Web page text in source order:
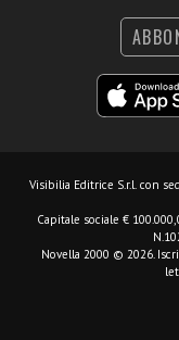
Visibilia Editrice S.r.l. con
Capitale sociale €
Novella 2000 © 2026.